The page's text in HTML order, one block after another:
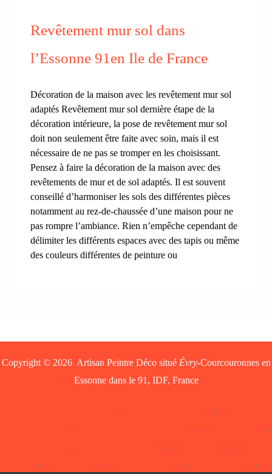
Revêtement mur sol dans
l’Essonne 91en Ile de France
Décoration de la maison avec les revêtement mur sol
adaptés Revêtement mur sol dernière étape de la
décoration intérieure, la pose de revêtement mur sol
doit non seulement être faite avec soin, mais il est
nécessaire de ne pas se tromper en les choisissant.
Pensez à faire la décoration de la maison avec des
revêtements de mur et de sol adaptés. Il est souvent
conseillé d’harmoniser les sols des différentes pièces
notamment au rez-de-chaussée d’une maison pour ne
pas rompre l’ambiance. Rien n’empêche cependant de
délimiter les différents espaces avec des tapis ou même
des couleurs différentes de peinture ou
Copyright © 2026 Artisan Peintre Déco situé Évry-Courcouronnes en
Essonne dans le 91, IDF, France
, ,
, ,
,
, , ,
, , , ,